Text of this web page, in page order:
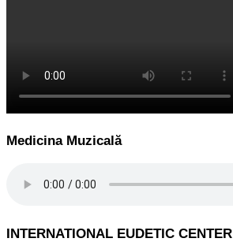
Medicina Muzicală
INTERNATIONAL EUDETIC CENTER